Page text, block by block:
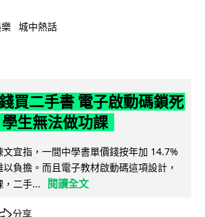
城中熱話
買二手書 電子啟動碼鎖死
生無法做功課
宜指，一間中學書單價錢按年加 14.7%
負擔。而且電子教材啟動碼這項設計，
，二手...
閱讀全文
分享